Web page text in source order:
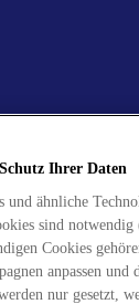
Ihrer Daten
und ähnliche
sind
Cookies
anpassen
nur gesetzt,